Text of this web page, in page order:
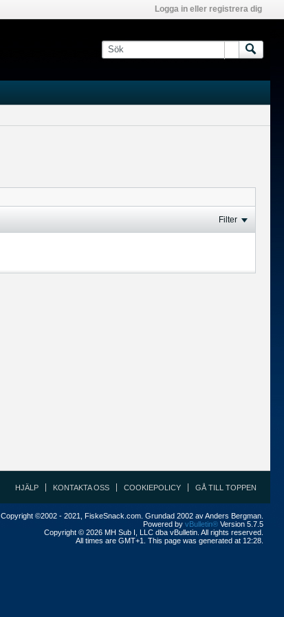
Logga in eller registrera dig
Filter
HJÄLP KONTAKTA OSS COOKIEPOLICY GÅ TILL TOPPEN
Copyright ©2002 - 2021, FiskeSnack.com. Grundad 2002 av Anders Bergman.
Powered by vBulletin® Version 5.7.5
Copyright © 2026 MH Sub I, LLC dba vBulletin. All rights reserved.
All times are GMT+1. This page was generated at 12:28.